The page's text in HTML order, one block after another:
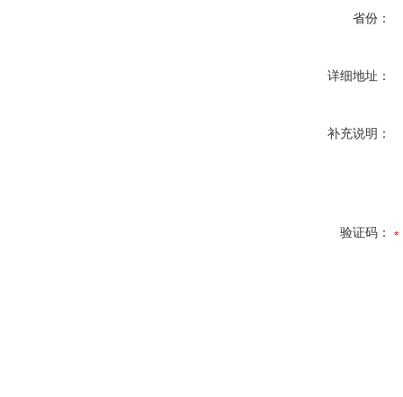
省份：
详细地址：
补充说明：
验证码：